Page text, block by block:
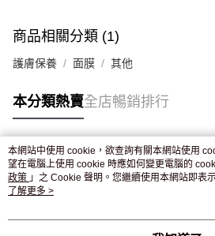
付款後門市自取，訂單確認後2-4個工作
商品相關分類 (1)
護膚保養 面膜 其他
本分類熱賣全店暢銷排行
熱門標籤
熱銷排行
本網站中使用 cookie，欲查詢有關本網站使用
望在電腦上使用 cookie 時應如何變更電腦的
政策 」之 Cookie 聲明。您繼續使用本網站即表
條款之 Cookie 聲明使用 cookie。
了解更多 >